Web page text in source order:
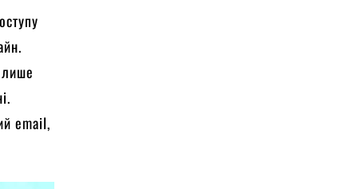
лише
email,